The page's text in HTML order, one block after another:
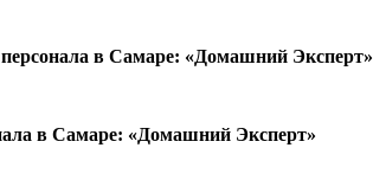
в Самаре: «Домашний Эксперт»
в Самаре: «Домашний Эксперт»